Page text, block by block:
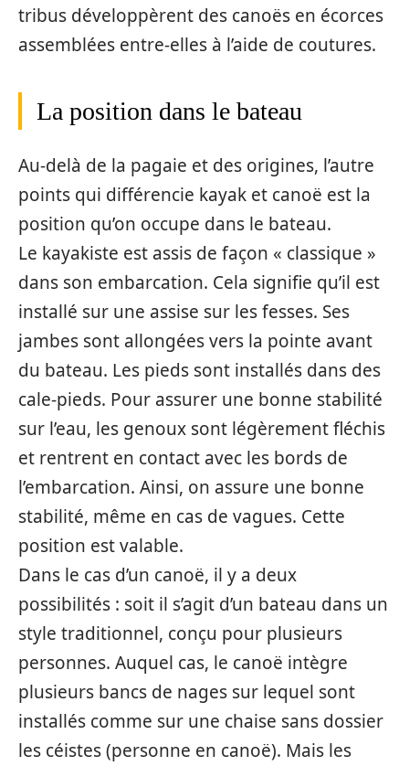
tribus développèrent des canoës en écorces
assemblées entre-elles à l’aide de coutures.
La position dans le bateau
Au-delà de la pagaie et des origines, l’autre
points qui différencie kayak et canoë est la
position qu’on occupe dans le bateau.
Le kayakiste est assis de façon « classique »
dans son embarcation. Cela signifie qu’il est
installé sur une assise sur les fesses. Ses
jambes sont allongées vers la pointe avant
du bateau. Les pieds sont installés dans des
cale-pieds. Pour assurer une bonne stabilité
sur l’eau, les genoux sont légèrement fléchis
et rentrent en contact avec les bords de
l’embarcation. Ainsi, on assure une bonne
stabilité, même en cas de vagues. Cette
position est valable.
Dans le cas d’un canoë, il y a deux
possibilités : soit il s’agit d’un bateau dans un
style traditionnel, conçu pour plusieurs
personnes. Auquel cas, le canoë intègre
plusieurs bancs de nages sur lequel sont
installés comme sur une chaise sans dossier
les céistes (personne en canoë). Mais les